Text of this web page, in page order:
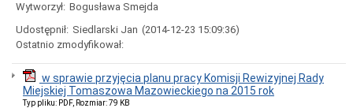
wykazy
głosowań
uchwał
prac
Rady
Miejskiej
Wytworzył: Bogusława Smejda
Udostępnił: Siedlarski Jan (2014-12-23 15:09:36)
Ostatnio zmodyfikował:
w sprawie przyjęcia planu pracy Komisji Rewizyjnej Rady
Miejskiej Tomaszowa Mazowieckiego na 2015 rok
Typ pliku: PDF, Rozmiar: 79 KB